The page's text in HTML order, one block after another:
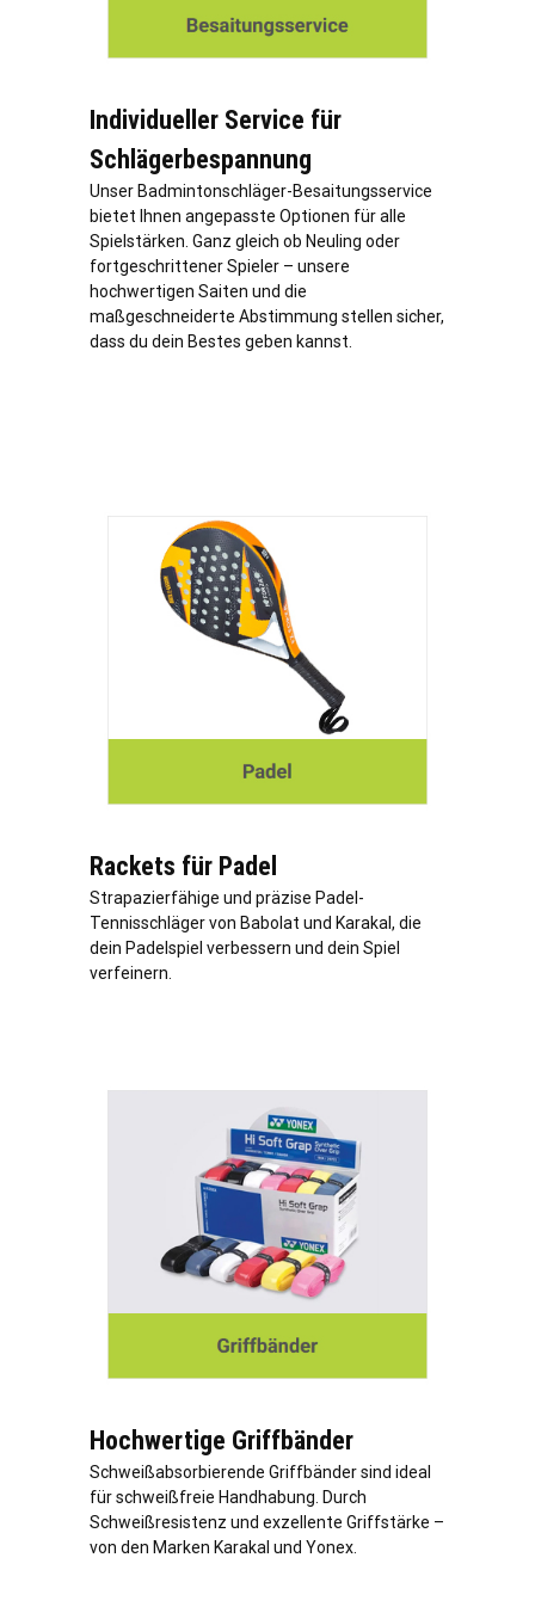
Individueller Service für
Schlägerbespannung
Unser Badmintonschläger-Besaitungsservice
bietet Ihnen angepasste Optionen für alle
Spielstärken. Ganz gleich ob Neuling oder
fortgeschrittener Spieler – unsere
hochwertigen Saiten und die
maßgeschneiderte Abstimmung stellen sicher,
dass du dein Bestes geben kannst.
Rackets für Padel
Strapazierfähige und präzise Padel-
Tennisschläger von Babolat und Karakal, die
dein Padelspiel verbessern und dein Spiel
verfeinern.
Hochwertige Griffbänder
Schweißabsorbierende Griffbänder sind ideal
für schweißfreie Handhabung. Durch
Schweißresistenz und exzellente Griffstärke –
von den Marken Karakal und Yonex.